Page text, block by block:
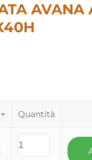
AVANA
Quantità